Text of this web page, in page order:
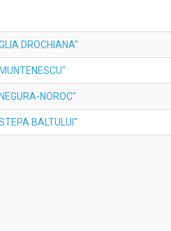
DROCHIANA"
NOROC"
BALTULUI"